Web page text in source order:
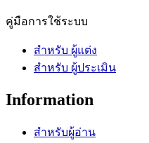
คู่มือการใช้ระบบ
สำหรับ ผู้แต่ง
สำหรับ ผู้ประเมิน
Information
สำหรับผู้อ่าน